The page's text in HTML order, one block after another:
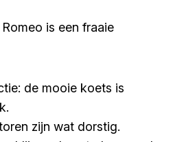
is een fraaie
de mooie koets is
zijn wat dorstig.